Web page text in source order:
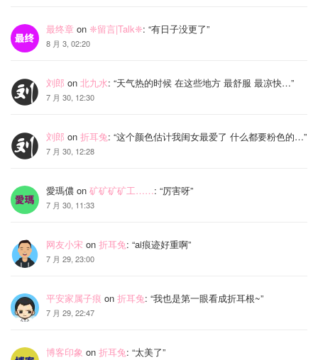
最终章 on ❈留言|Talk❈: “有日子没更了”
8 月 3, 02:20
刘郎 on 北九水: “天气热的时候 在这些地方 最舒服 最凉快…”
7 月 30, 12:30
刘郎 on 折耳兔: “这个颜色估计我闺女最爱了 什么都要粉色的…”
7 月 30, 12:28
愛瑪儂 on 矿矿矿矿工……: “厉害呀”
7 月 30, 11:33
网友小宋 on 折耳兔: “ai痕迹好重啊”
7 月 29, 23:00
平安家属子痕 on 折耳兔: “我也是第一眼看成折耳根~”
7 月 29, 22:47
博客印象 on 折耳兔: “太美了”